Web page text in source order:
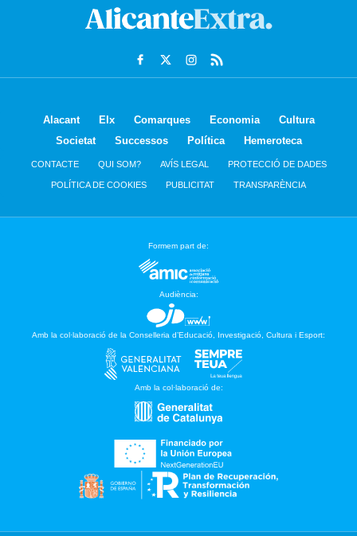
Alacant Elx Comarques Economia
Cultura
Societat
Successos Política Hemeroteca
CONTACTE QUI SOM? AVÍS LEGAL PROTECCIÓ DE DADES
POLÍTICA DE COOKIES PUBLICITAT TRANSPARÈNCIA
Formem part de:
Audiència:
Amb la col·laboració de la Conselleria d’Educació, Investigació, Cultura i Esport:
Amb la col·laboració de: